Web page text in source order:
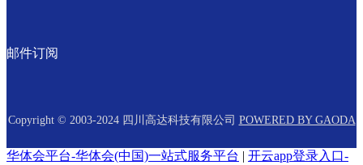
邮件订阅
Copyright © 2003-2024 四川高达科技有限公司 POWERED BY GAODA
华体会平台-华体会(中国)一站式服务平台 | 开云app登录入口-